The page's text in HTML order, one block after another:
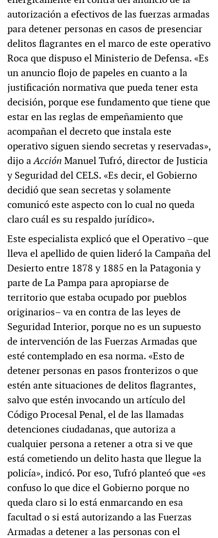
autorización a efectivos de las fuerzas armadas
para detener personas en casos de presenciar
delitos flagrantes en el marco de este operativo
Roca que dispuso el Ministerio de Defensa. «Es
un anuncio flojo de papeles en cuanto a la
justificación normativa que pueda tener esta
decisión, porque ese fundamento que tiene que
estar en las reglas de empeñamiento que
acompañan el decreto que instala este
operativo siguen siendo secretas y reservadas»,
dijo aAcción Manuel Tufró, director de Justicia
y Seguridad del CELS. «Es decir, el Gobierno
decidió que sean secretas y solamente
comunicó este aspecto con lo cual no queda
claro cuál es su respaldo jurídico».
Este especialista explicó que el Operativo –que
lleva el apellido de quien lideró la Campaña del
Desierto entre 1878 y 1885 en la Patagonia y
parte de La Pampa para apropiarse de
territorio que estaba ocupado por pueblos
originarios– va en contra de las leyes de
Seguridad Interior, porque no es un supuesto
de intervención de las Fuerzas Armadas que
esté contemplado en esa norma. «Esto de
detener personas en pasos fronterizos o que
estén ante situaciones de delitos flagrantes,
salvo que estén invocando un artículo del
Código Procesal Penal, el de las llamadas
detenciones ciudadanas, que autoriza a
cualquier persona a retener a otra si ve que
está cometiendo un delito hasta que llegue la
policía», indicó. Por eso, Tufró planteó que «es
confuso lo que dice el Gobierno porque no
queda claro si lo está enmarcando en esa
facultad o si está autorizando a las Fuerzas
Armadas a detener a las personas con el